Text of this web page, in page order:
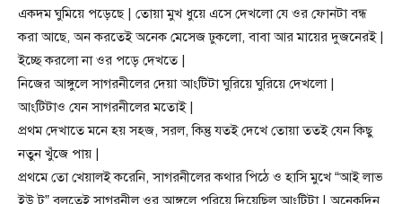
একদম ঘুমিয়ে পড়েছে | তোয়া মুখ ধুয়ে এসে দেখলো যে ওর ফোনটা বন্ধ
করা আছে, অন করতেই অনেক মেসেজ ঢুকলো, বাবা আর মায়ের দুজনেরই |
ইচ্ছে করলো না ওর পড়ে দেখতে |
নিজের আঙ্গুলে সাগরনীলের দেয়া আংটিটা ঘুরিয়ে ঘুরিয়ে দেখলো |
আংটিটাও যেন সাগরনীলের মতোই |
প্রথম দেখাতে মনে হয় সহজ, সরল, কিন্তু যতই দেখে তোয়া ততই যেন কিছু
নতুন খুঁজে পায় |
প্রথমে তো খেয়ালই করেনি, সাগরনীলের কথার পিঠে ও হাসি মুখে “আই লাভ
ইউ টু” বলতেই সাগরনীল ওর আঙ্গুলে পরিয়ে দিয়েছিল আংটিটা | অনেকদিন